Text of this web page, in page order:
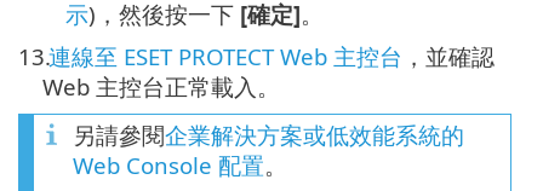
示)，然後按一下 [確定]。
13.連線至 ESET PROTECT Web 主控台 ，並確認
Web 主控台正常載入。
另請參閱企業解決方案或低效能系統的
Web Console 配置。